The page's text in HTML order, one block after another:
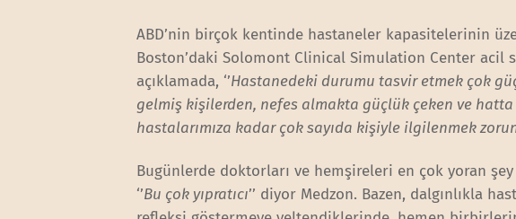
ABD’nin birçok kentinde hastaneler kapasitelerinin
Boston’daki Solomont Clinical Simulation Center acil
açıklamada, ‘’Hastanedeki durumu tasvir etmek çok
gelmiş kişilerden, nefes almakta güçlük çeken ve hatta
hastalarımıza kadar çok sayıda kişiyle ilgilenmek
Bugünlerde doktorları ve hemşireleri en çok yoran
‘’Bu çok yıpratıcı’’ diyor Medzon. Bazen, dalgınlıkla